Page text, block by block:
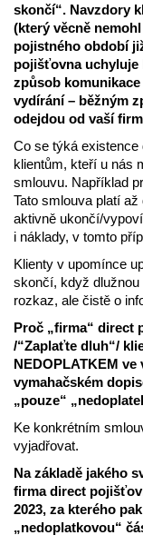
skončí“. Navzdory
(který věcně
pojistného období
pojišťovna uchyluje
způsob
vydírání – běžným
odejdou od vaší
Co se týká existence
klientům, kteří u nás
smlouvu. Například
Tato smlouva platí
aktivně ukončí/
i náklady, v tomto
Klienty v upomínce
skončí, když dlužnou
rozkaz, ale čistě o
Proč „firma“ direct
/“Zaplaťte dluh“/
NEDOPLATKEM ve
vymahačském
„pouze“
Ke konkrétním
vyjadřovat.
Na základě jakého
firma direct
2023, za kterého
„nedoplatkovou“